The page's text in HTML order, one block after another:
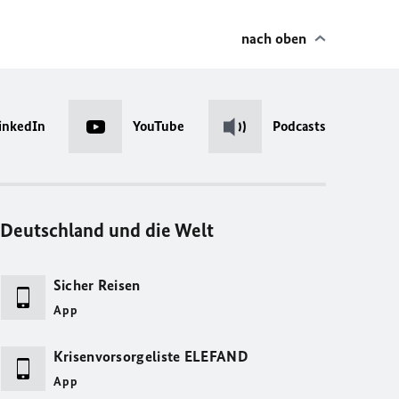
nach oben
YouTube Podcasts
Deutschland und die Welt
Sicher Reisen
App
Krisenvorsorgeliste ELEFAND
App